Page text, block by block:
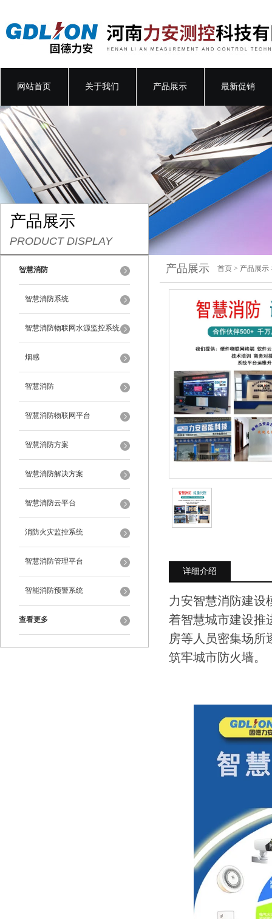
网站首页 关于我们 产品展示 最新促销
产品展示
PRODUCT DISPLAY
智慧消防
智慧消防系统
智慧消防物联网水源监控系统
烟感
智慧消防
智慧消防物联网平台
智慧消防方案
智慧消防解决方案
智慧消防云平台
消防火灾监控系统
智慧消防管理平台
智能消防预警系统
查看更多
产品展示 首页 > 产品展示
详细介绍
力安智慧消防建设
着智慧城市建设推
房等人员密集场所
筑牢城市防火墙。